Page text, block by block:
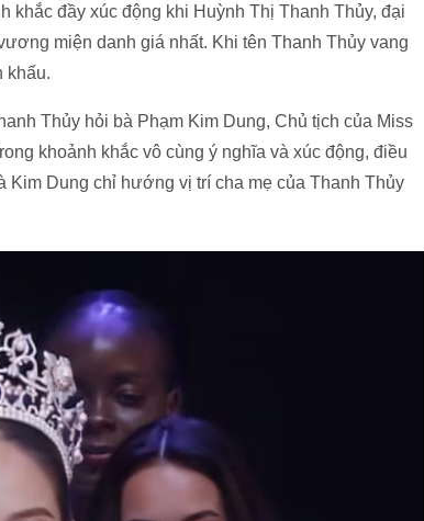
khắc đầy xúc động khi Huỳnh Thị Thanh Thủy, đại
miện danh giá nhất. Khi tên Thanh Thủy vang
khấu.
Thủy hỏi bà Phạm Kim Dung, Chủ tịch của Miss
khoảnh khắc vô cùng ý nghĩa và xúc động, điều
Dung chỉ hướng vị trí cha mẹ của Thanh Thủy